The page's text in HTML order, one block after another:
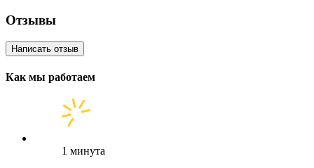
Отзывы
Написать отзыв
Как мы работаем
1 минута